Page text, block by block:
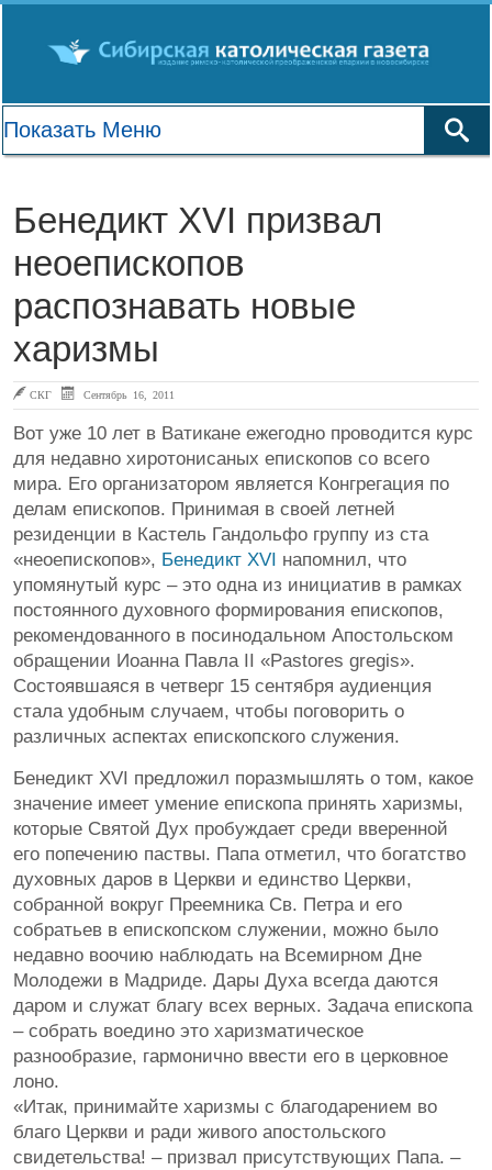
Бенедикт XVI призвал
неоепископов
распознавать новые
харизмы
СКГ Сентябрь 16, 2011
Вот уже 10 лет в Ватикане ежегодно проводится курс
для недавно хиротонисаных епископов со всего
мира. Его организатором является Конгрегация по
делам епископов. Принимая в своей летней
резиденции в Кастель Гандольфо группу из ста
«неоепископов», Бенедикт XVI напомнил, что
упомянутый курс – это одна из инициатив в рамках
постоянного духовного формирования епископов,
рекомендованного в посинодальном Апостольском
обращении Иоанна Павла II «Pastores gregis».
Состоявшаяся в четверг 15 сентября аудиенция
стала удобным случаем, чтобы поговорить о
различных аспектах епископского служения.
Бенедикт XVI предложил поразмышлять о том, какое
значение имеет умение епископа принять харизмы,
которые Святой Дух пробуждает среди вверенной
его попечению паствы. Папа отметил, что богатство
духовных даров в Церкви и единство Церкви,
собранной вокруг Преемника Св. Петра и его
собратьев в епископском служении, можно было
недавно воочию наблюдать на Всемирном Дне
Молодежи в Мадриде. Дары Духа всегда даются
даром и служат благу всех верных. Задача епископа
– собрать воедино это харизматическое
разнообразие, гармонично ввести его в церковное
лоно.
«Итак, принимайте харизмы с благодарением во
благо Церкви и ради живого апостольского
свидетельства! – призвал присутствующих Папа. –